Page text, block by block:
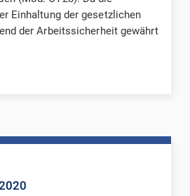
Einhaltung der gesetzlichen
der Arbeitssicherheit gewährt